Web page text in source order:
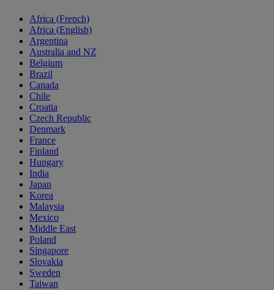
Africa (French)
Africa (English)
Argentina
Australia and NZ
Belgium
Brazil
Canada
Chile
Croatia
Czech Republic
Denmark
France
Finland
Hungary
India
Japan
Korea
Malaysia
Mexico
Middle East
Poland
Singapore
Slovakia
Sweden
Taiwan